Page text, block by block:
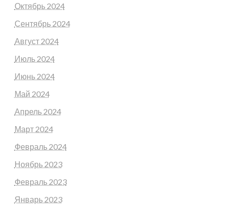
Октябрь 2024
Сентябрь 2024
Август 2024
Июль 2024
Июнь 2024
Май 2024
Апрель 2024
Март 2024
Февраль 2024
Ноябрь 2023
Февраль 2023
Январь 2023